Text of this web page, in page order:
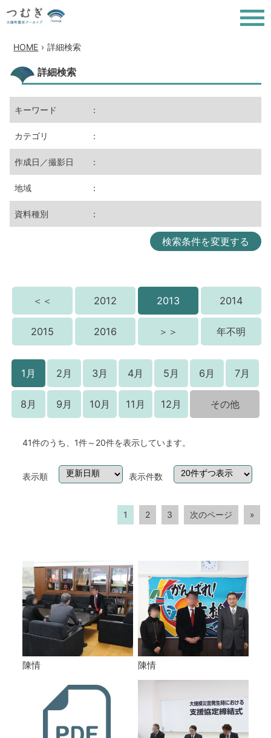
HOME › 詳細検索
詳細検索
キーワード ：
カテゴリ ：
作成日／撮影日 ：
地域 ：
資料種別 ：
検索条件を変更する
＜＜ 2012 2013 2014
2015 2016 ＞＞ 年不明
1月 2月 3月 4月 5月 6月 7月
8月 9月 10月 11月 12月 その他
41件のうち、1件～20件を表示しています。
表示順 表示件数
1 2 3 次のページ »
陳情 陳情